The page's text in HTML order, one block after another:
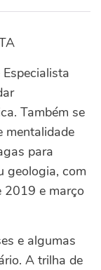
Também se
mentalidade
para
geologia, com
2019 e março
e algumas
A trilha de